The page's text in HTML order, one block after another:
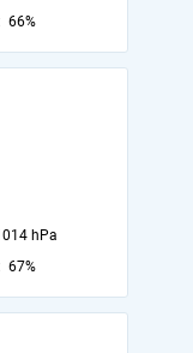
66%
hPa
67%